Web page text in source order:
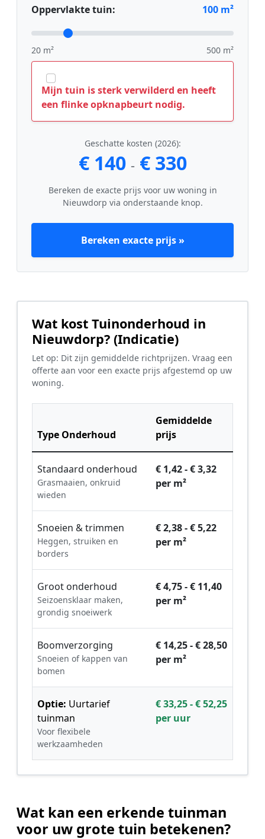
Oppervlakte tuin: 100 m²
20 m² 500 m²
Mijn tuin is sterk verwilderd en heeft
een flinke opknapbeurt nodig.
Geschatte kosten (2026):
€ 140 - € 330
Bereken de exacte prijs voor uw woning in
Nieuwdorp via onderstaande knop.
Bereken exacte prijs »
Wat kost Tuinonderhoud in
Nieuwdorp? (Indicatie)
Let op: Dit zijn gemiddelde richtprijzen. Vraag een
offerte aan voor een exacte prijs afgestemd op uw
woning.
Type Onderhoud
Gemiddelde
prijs
Standaard onderhoud
Grasmaaien, onkruid
wieden
€ 1,42 - € 3,32
per m²
Snoeien & trimmen
Heggen, struiken en
borders
€ 2,38 - € 5,22
per m²
Groot onderhoud
Seizoensklaar maken,
grondig snoeiwerk
€ 4,75 - € 11,40
per m²
Boomverzorging
Snoeien of kappen van
bomen
€ 14,25 - € 28,50
per m²
Optie: Uurtarief
tuinman
Voor flexibele
werkzaamheden
€ 33,25 - € 52,25
per uur
Wat kan een erkende tuinman
voor uw grote tuin betekenen?